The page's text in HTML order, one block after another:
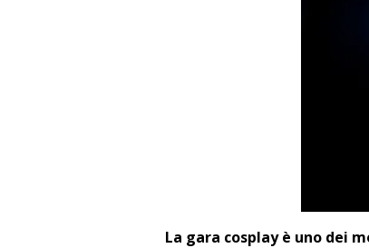
La gara cosplay è uno dei